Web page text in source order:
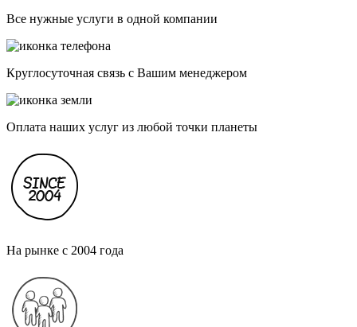
Все нужные услуги в одной компании
Круглосуточная связь с Вашим менеджером
Оплата наших услуг из любой точки планеты
На рынке с 2004 года